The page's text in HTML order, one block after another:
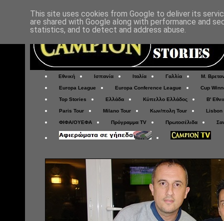
Εθνική Ισπανία Ιταλία Γαλλία Μ.
Europa League Europa Conference League Cup
Top Stories Ελλάδα Κύπελλο Ελλάδος Β'
Paris Tour Milano Tour Κων/πολη Tour Lisbon
ΦΙΦΑ/ΟΥΕΦΑ Πρόγραμμα TV Πρωτοσέλιδα
This site uses cookies from Google to deliver its
are shared with Google along with performance and
statistics, and to detect and address abuse.